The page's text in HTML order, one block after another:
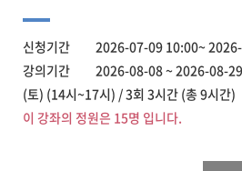
신청기간 2026-07-09 10:00~
강의기간 2026-08-08 ~ 2026-08-29
(토) (14시~17시) / 3회 3시간 (총 9시간)
이 강좌의 정원은 15명 입니다.